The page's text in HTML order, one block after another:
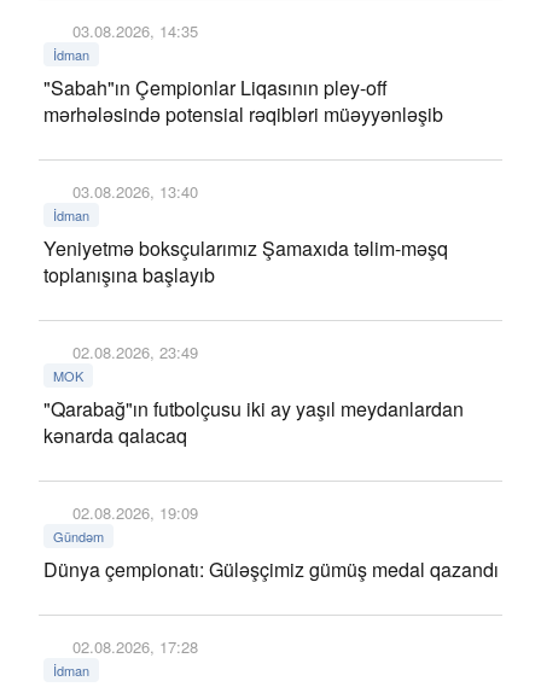
03.08.2026, 14:35
İdman
"Sabah"ın Çempionlar Liqasının pley-off
mərhələsində potensial rəqibləri müəyyənləşib
03.08.2026, 13:40
İdman
Yeniyetmə boksçularımız Şamaxıda təlim-məşq
toplanışına başlayıb
02.08.2026, 23:49
MOK
"Qarabağ"ın futbolçusu iki ay yaşıl meydanlardan
kənarda qalacaq
02.08.2026, 19:09
Gündəm
Dünya çempionatı: Güləşçimiz gümüş medal qazandı
02.08.2026, 17:28
İdman